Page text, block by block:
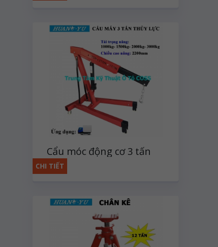
Cẩu móc động cơ 3 tấn
CHI TIẾT